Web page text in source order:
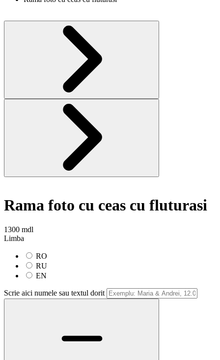
Rama foto cu ceas cu fluturasi
1300 mdl
Limba
RO
RU
EN
Scrie aici numele sau textul dorit